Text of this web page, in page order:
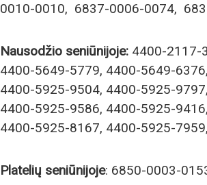
0010-0010, 6837-0006-0074,
Nausodžio seniūnijoje: 4400-2117-
4400-5649-5779, 4400-5649-
4400-5925-9504, 4400-5925-
4400-5925-9586, 4400-5925-
4400-5925-8167, 4400-5925-
Platelių seniūnijoje: 6850-0003-